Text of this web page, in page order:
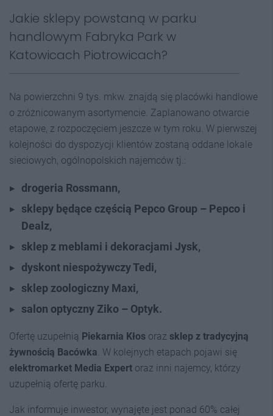
Jakie sklepy powstaną w parku
handlowym Fabryka Park w
Katowicach Piotrowicach?
Na powierzchni 9 tys. mkw. znajdą się placówki handlowe
o zróżnicowanym asortymencie. Zaplanowano otwarcie
etapowe, z rozpoczęciem jeszcze w tym roku. W pierwszej
kolejności do dyspozycji klientów zostaną oddane lokale
sieciowych, ogólnopolskich najemców tj.:
drogeria Rossmann,
sklepy będące częścią Pepco Group – Pepco i
Dealz,
sklep z meblami i dekoracjami Jysk,
dyskont niespożywczy Tedi,
sklep zoologiczny Maxi,
salon optyczny Ziko – Optyk.
Ofertę uzupełnią Piekarnia Kłos oraz sklep z tradycyjną
żywnością Bacówka. W kolejnych etapach pojawi się
elektromarket Media Expert oraz inni najemcy, którzy
uzupełnią ofertę parku.
Jak informuje inwestor, wynajęte jest ponad 60% całej